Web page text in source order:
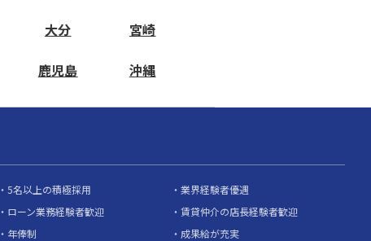
大分 宮崎
鹿児島 沖縄
5名以上の積極採用
業界経験者優遇
ローン業務経験者歓迎
賃貸仲介の店長経験者歓迎
年俸制
成果給が充実